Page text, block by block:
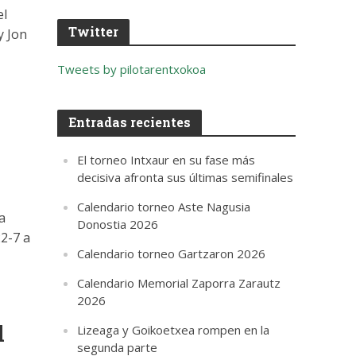
Jon
7 a
Twitter
Tweets by pilotarentxokoa
Entradas recientes
El torneo Intxaur en su fase más
decisiva afronta sus últimas semifinales
Calendario torneo Aste Nagusia
Donostia 2026
Calendario torneo Gartzaron 2026
Calendario Memorial Zaporra Zarautz
2026
Lizeaga y Goikoetxea rompen en la
segunda parte